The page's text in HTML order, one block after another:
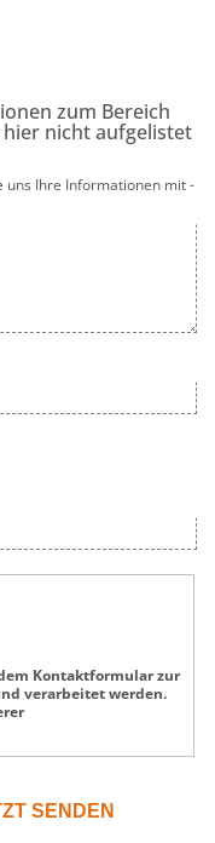
zum Bereich
hier nicht aufgelistet
uns Ihre Informationen mit -
Kontaktformular zur
verarbeitet werden.